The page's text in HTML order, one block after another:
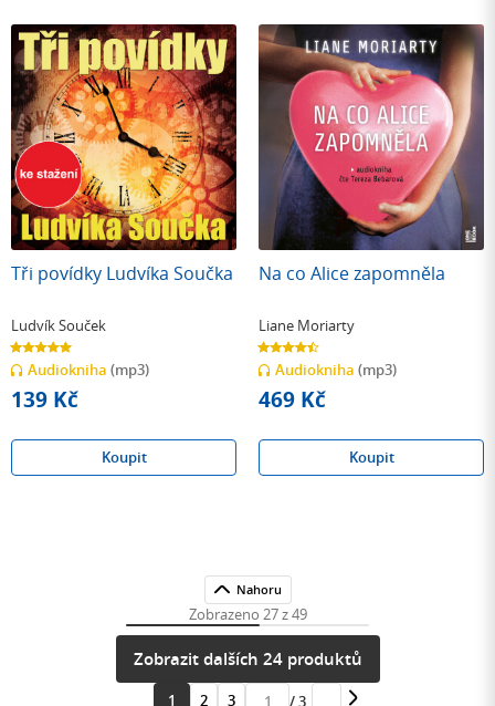
Tři povídky Ludvíka Součka
Ludvík Souček
5.0
z
5
hvězdiček
Audiokniha (mp3)
139 Kč
Koupit
Na co Alice zapomněla
Liane Moriarty
4.5
z
5
hvězdiček
Audiokniha (mp3)
469 Kč
Koupit
Nahoru
Zobrazeno 27 z 49
Zobrazit dalších 24 produktů
1 2 3 / 3